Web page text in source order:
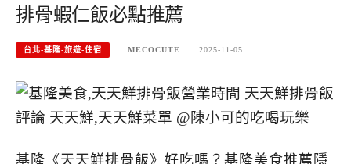
排骨蝦仁飯必點推薦
台北-基隆-旅遊-住宿 MECOCUTE 2025-11-05
基隆《天天鮮排骨飯》好吃嗎？基隆美食推薦隱